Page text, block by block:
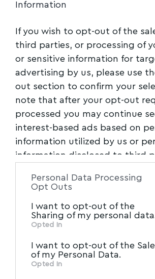
Information
If you wish to opt-out of the
third parties, or processing of
or sensitive information for
advertising by us, please use
out section to confirm your
note that after your opt-out
processed you may continue
interest-based ads based on
information utilized by us or
information disclosed to third
of the further disclosure of
of downstream participants.
information may also be
Participantsthat may further
other third parties.
Personal Data Processing
Opt Outs
I want to opt-out of the
Sharing of my personal data.
Opted In
I want to opt-out of the Sale
of my Personal Data.
Opted In
TAGGED: ΑΛΟΝΝΗΣΟΣ,
ΒΟΥΛΕΥΤΗΣ ΜΑΓΝΗΣΙΑΣ
,
ΜΠΟΥΚΩΡΟΣ_ΧΡΗΣΤΟΣ
Facebook